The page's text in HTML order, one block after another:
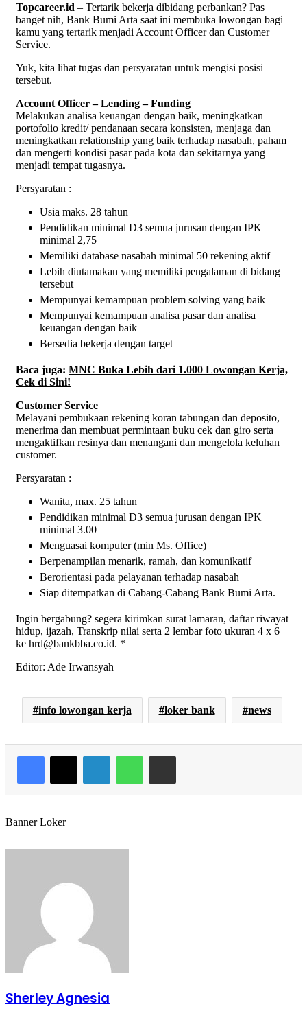
Topcareer.id – Tertarik bekerja dibidang perbankan? Pas
banget nih, Bank Bumi Arta saat ini membuka lowongan bagi
kamu yang tertarik menjadi Account Officer dan Customer
Service.
Yuk, kita lihat tugas dan persyaratan untuk mengisi posisi
tersebut.
Account Officer – Lending – Funding
Melakukan analisa keuangan dengan baik, meningkatkan
portofolio kredit/ pendanaan secara konsisten, menjaga dan
meningkatkan relationship yang baik terhadap nasabah, paham
dan mengerti kondisi pasar pada kota dan sekitarnya yang
menjadi tempat tugasnya.
Persyaratan :
Usia maks. 28 tahun
Pendidikan minimal D3 semua jurusan dengan IPK
minimal 2,75
Memiliki database nasabah minimal 50 rekening aktif
Lebih diutamakan yang memiliki pengalaman di bidang
tersebut
Mempunyai kemampuan problem solving yang baik
Mempunyai kemampuan analisa pasar dan analisa
keuangan dengan baik
Bersedia bekerja dengan target
Baca juga: MNC Buka Lebih dari 1.000 Lowongan Kerja,
Cek di Sini!
Customer Service
Melayani pembukaan rekening koran tabungan dan deposito,
menerima dan membuat permintaan buku cek dan giro serta
mengaktifkan resinya dan menangani dan mengelola keluhan
customer.
Persyaratan :
Wanita, max. 25 tahun
Pendidikan minimal D3 semua jurusan dengan IPK
minimal 3.00
Menguasai komputer (min Ms. Office)
Berpenampilan menarik, ramah, dan komunikatif
Berorientasi pada pelayanan terhadap nasabah
Siap ditempatkan di Cabang-Cabang Bank Bumi Arta.
Ingin bergabung? segera kirimkan surat lamaran, daftar riwayat
hidup, ijazah, Transkrip nilai serta 2 lembar foto ukuran 4 x 6
ke hrd@bankbba.co.id. *
Editor: Ade Irwansyah
info lowongan kerja loker bank news
Facebook
X LinkedInWhatsAppShare via Email
Banner Loker
Sherley Agnesia